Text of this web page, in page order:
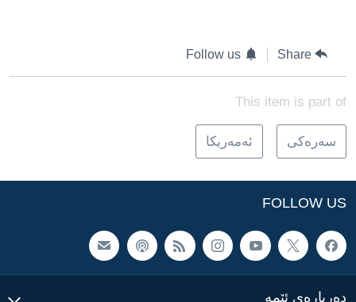
Share
Follow us
This item is part of
سه‌ره‌کی ئه‌مه‌ریکا
FOLLOW US
ده‌رباره‌ی ئێمه‌